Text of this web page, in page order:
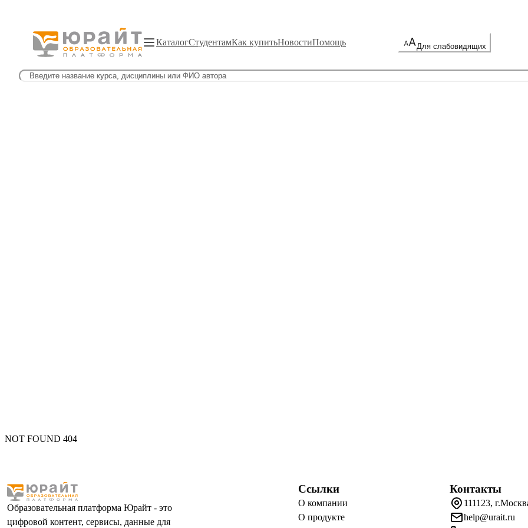
КаталогСтудентамКак купитьНовостиПомощь Для слабовидящих
NOT FOUND 404
Образовательная платформа Юрайт - это
цифровой контент, сервисы, данные для
Ссылки
О компании
О продукте
Контакты
111123,
help@urait.ru